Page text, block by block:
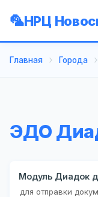
НРЦ
Главная Города
ЭДО
Модуль Диадок
для отправки